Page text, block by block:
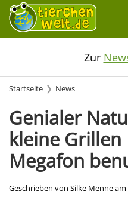
Zur
Startseite News
Genialer
kleine
Megafon
Geschrieben von Silke Menneam